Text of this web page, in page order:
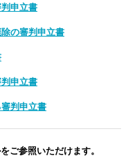
申立書
の審判申立書
申立書
判申立書
ご参照いただけます。